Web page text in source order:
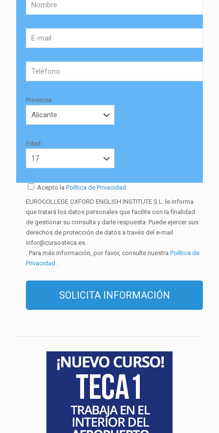
Provincia:
Edad:
Acepto la Política de Privacidad
EUROCOLLEGE OXFORD ENGLISH INSTITUTE S.L. le informa
que tratará los datos personales que facilite con la finalidad
de gestionar su consulta y darle respuesta. Puede ejercer sus
derechos de protección de datos a través del e-mail
infor@cursosteca.es.
. Para más información, por favor, consulte nuestra Política de
Privacidad .